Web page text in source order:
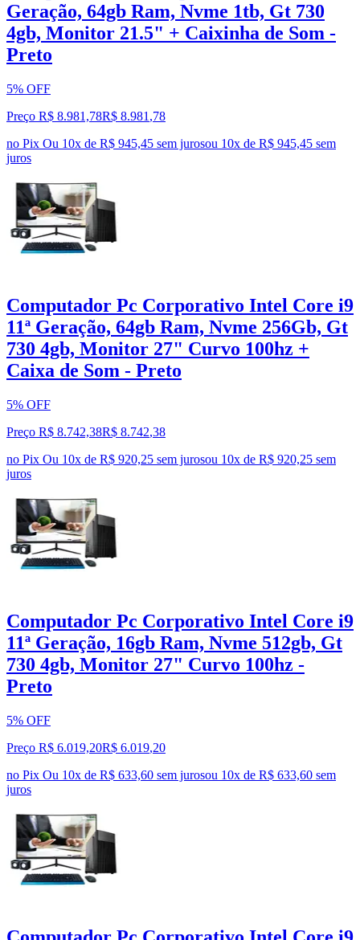
Geração, 64gb Ram, Nvme 1tb, Gt 730
4gb, Monitor 21.5" + Caixinha de Som -
Preto
5% OFF
Preço R$ 8.981,78R$ 8.981 ,78
no Pix Ou 10x de R$ 945,45 sem jurosou 10x de R$ 945,45 sem
juros
Computador Pc Corporativo Intel Core i9
11ª Geração, 64gb Ram, Nvme 256Gb, Gt
730 4gb, Monitor 27" Curvo 100hz +
Caixa de Som - Preto
5% OFF
Preço R$ 8.742,38R$ 8.742,38
no Pix Ou 10x de R$ 920,25 sem jurosou 10x de R$ 920,25 sem
juros
Computador Pc Corporativo Intel Core i9
11ª Geração, 16gb Ram, Nvme 512gb, Gt
730 4gb, Monitor 27" Curvo 100hz -
Preto
5% OFF
Preço R$ 6.019,20R$ 6.019,20
no Pix Ou 10x de R$ 633,60 sem jurosou 10x de R$ 633,60 sem
juros